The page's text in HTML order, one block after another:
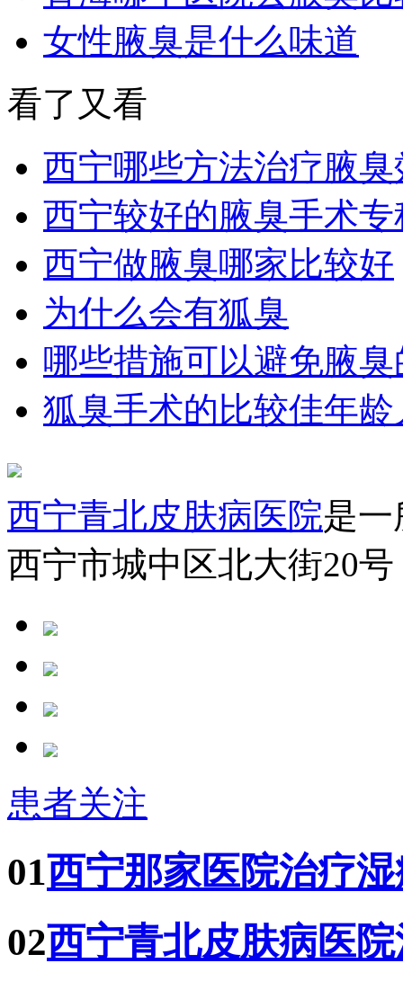
女性腋臭是什么味道
看了又看
西宁哪些方法治疗腋
西宁较好的腋臭手术专
西宁做腋臭哪家比较好
为什么会有狐臭
哪些措施可以避免腋
狐臭手术的比较佳年龄
西宁青北皮肤病医院是
西宁市城中区北大街20
患者关注
01西宁那家医院治疗
02西宁青北皮肤病医